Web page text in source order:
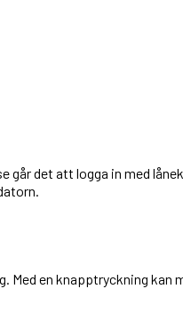
går det att logga in med
en knapptryckning kan